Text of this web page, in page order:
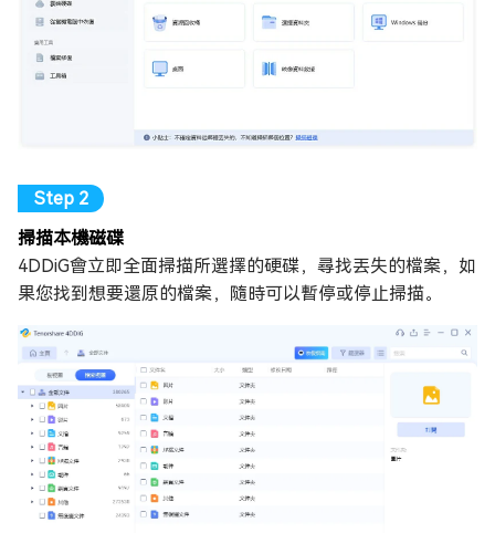
掃描本機磁碟
4DDiG會立即全面掃描所選擇的硬碟，尋找丟失的檔案，如
果您找到想要還原的檔案，隨時可以暫停或停止掃描。